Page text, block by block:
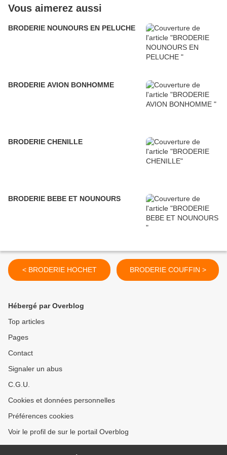
Vous aimerez aussi
BRODERIE NOUNOURS EN PELUCHE
BRODERIE AVION BONHOMME
BRODERIE CHENILLE
BRODERIE BEBE ET NOUNOURS
< BRODERIE HOCHET BRODERIE COUFFIN >
Hébergé par Overblog
Top articles
Pages
Contact
Signaler un abus
C.G.U.
Cookies et données personnelles
Préférences cookies
Voir le profil de sur le portail Overblog